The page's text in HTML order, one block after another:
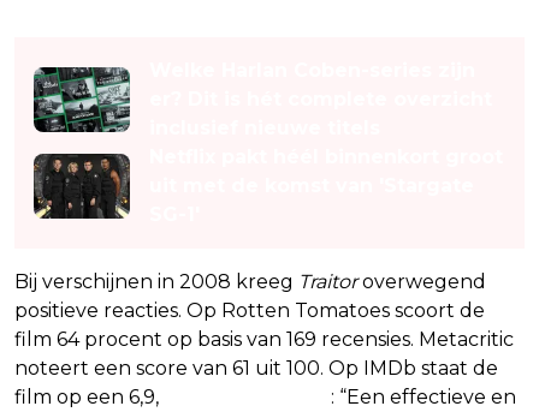
Bij verschijnen in 2008 kreeg Traitoroverwegend
positieve reacties. Op Rotten Tomatoes scoort de
film 64 procent op basis van 169 recensies. Metacritic
noteert een score van 61 uit 100. Op IMDb staat de
film op een 6,9,
: “Een effectieve en